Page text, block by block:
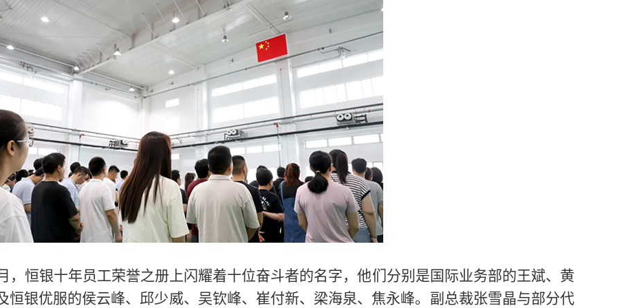
，恒银十年员工荣誉之册上闪耀着十位奋斗者的名字，他们分别是国际业务部的王斌、黄
恒银优服的侯云峰、邱少威、吴钦峰、崔付新、梁海泉、焦永峰。副总裁张雪晶与部分代